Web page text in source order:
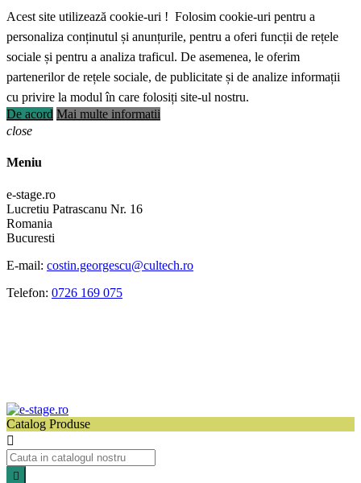
Acest site utilizează cookie-uri ! Folosim cookie-uri pentru a
personaliza conținutul și anunțurile, pentru a oferi funcții de rețele
sociale și pentru a analiza traficul. De asemenea, le oferim
partenerilor de rețele sociale, de publicitate și de analize informații
cu privire la modul în care folosiți site-ul nostru.
De acord Mai multe informatii
close
Meniu
e-stage.ro
Lucretiu Patrascanu Nr. 16
Romania
Bucuresti
E-mail: costin.georgescu@cultech.ro
Telefon: 0726 169 075
Catalog Produse

